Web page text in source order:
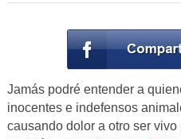
Jamás podré entender a
inocentes e indefensos
causando dolor a otro ser